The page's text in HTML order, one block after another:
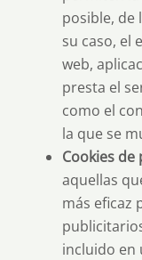
posible, de
su caso, el
web,
presta el
como el
la que se
Cookies
aquellas
más eficaz
incluido en